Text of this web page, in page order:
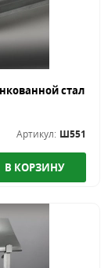
Артикул: Ш551